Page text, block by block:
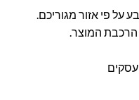
הרכבת המוצר.